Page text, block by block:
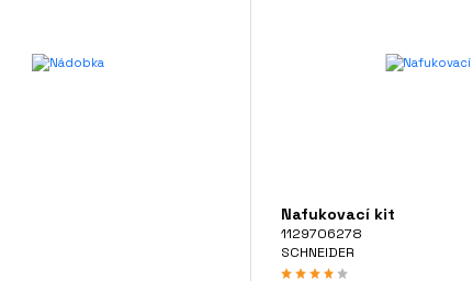
Nafukovací kit
1129706278
SCHNEIDER